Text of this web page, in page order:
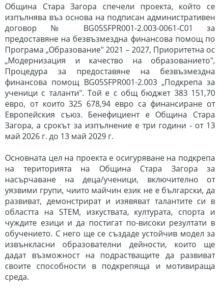
Община Стара Загора спечели проекта, който се
изпълнява въз основа на подписан административен
договор № BG05SFPR001-2.003-0061-C01 за
предоставяне на безвъзмездна финансова помощ по
Програма „Образование" 2021 – 2027, Приоритетна ос
„Модернизация и качество на образованието",
Процедура за предоставяне на безвъзмездна
финансова помощ BG05SFPR001-2.003 „Подкрепа за
ученици с таланти". Той е с общ бюджет 383 151,70
евро, от които 325 678,94 евро са финансиране от
Европейския съюз. Бенефициент е Община Стара
Загора, а срокът за изпълнение е три години - от 13
май 2026 г. до 13 май 2029 г.
Основната цел на проекта е осигуряване на подкрепа
на територията на Община Стара Загора за
насърчаване на деца/ученици, включително от
уязвими групи, чиито майчин език не е български, да
развиват, демонстрират и изявяват талантите си в
областта на STEM, изкуствата, културата, спорта и
чуждите езици и да постигат по-високи резултати в
обучението. С него ще се създаде устойчив модел за
извънкласни образователни дейности, които ще
дадат възможност на подрастващите да развиват
своите способности в подкрепяща и мотивираща
среда.